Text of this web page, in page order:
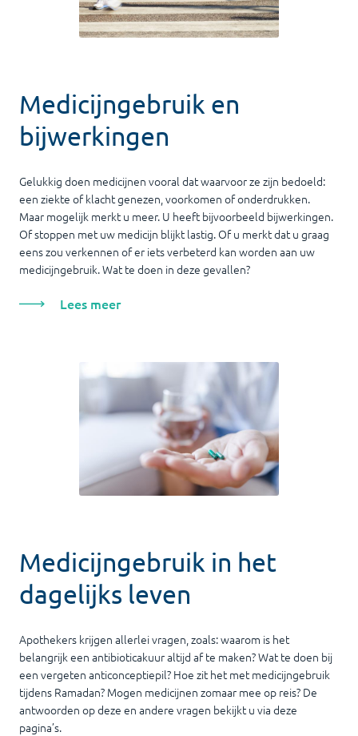
Medicijngebruik en
bijwerkingen
Gelukkig doen medicijnen vooral dat waarvoor ze zijn bedoeld:
een ziekte of klacht genezen, voorkomen of onderdrukken.
Maar mogelijk merkt u meer. U heeft bijvoorbeeld bijwerkingen.
Of stoppen met uw medicijn blijkt lastig. Of u merkt dat u graag
eens zou verkennen of er iets verbeterd kan worden aan uw
medicijngebruik. Wat te doen in deze gevallen?
Lees meer
Medicijngebruik in het
dagelijks leven
Apothekers krijgen allerlei vragen, zoals: waarom is het
belangrijk een antibioticakuur altijd af te maken? Wat te doen bij
een vergeten anticonceptiepil? Hoe zit het met medicijngebruik
tijdens Ramadan? Mogen medicijnen zomaar mee op reis? De
antwoorden op deze en andere vragen bekijkt u via deze
pagina’s.